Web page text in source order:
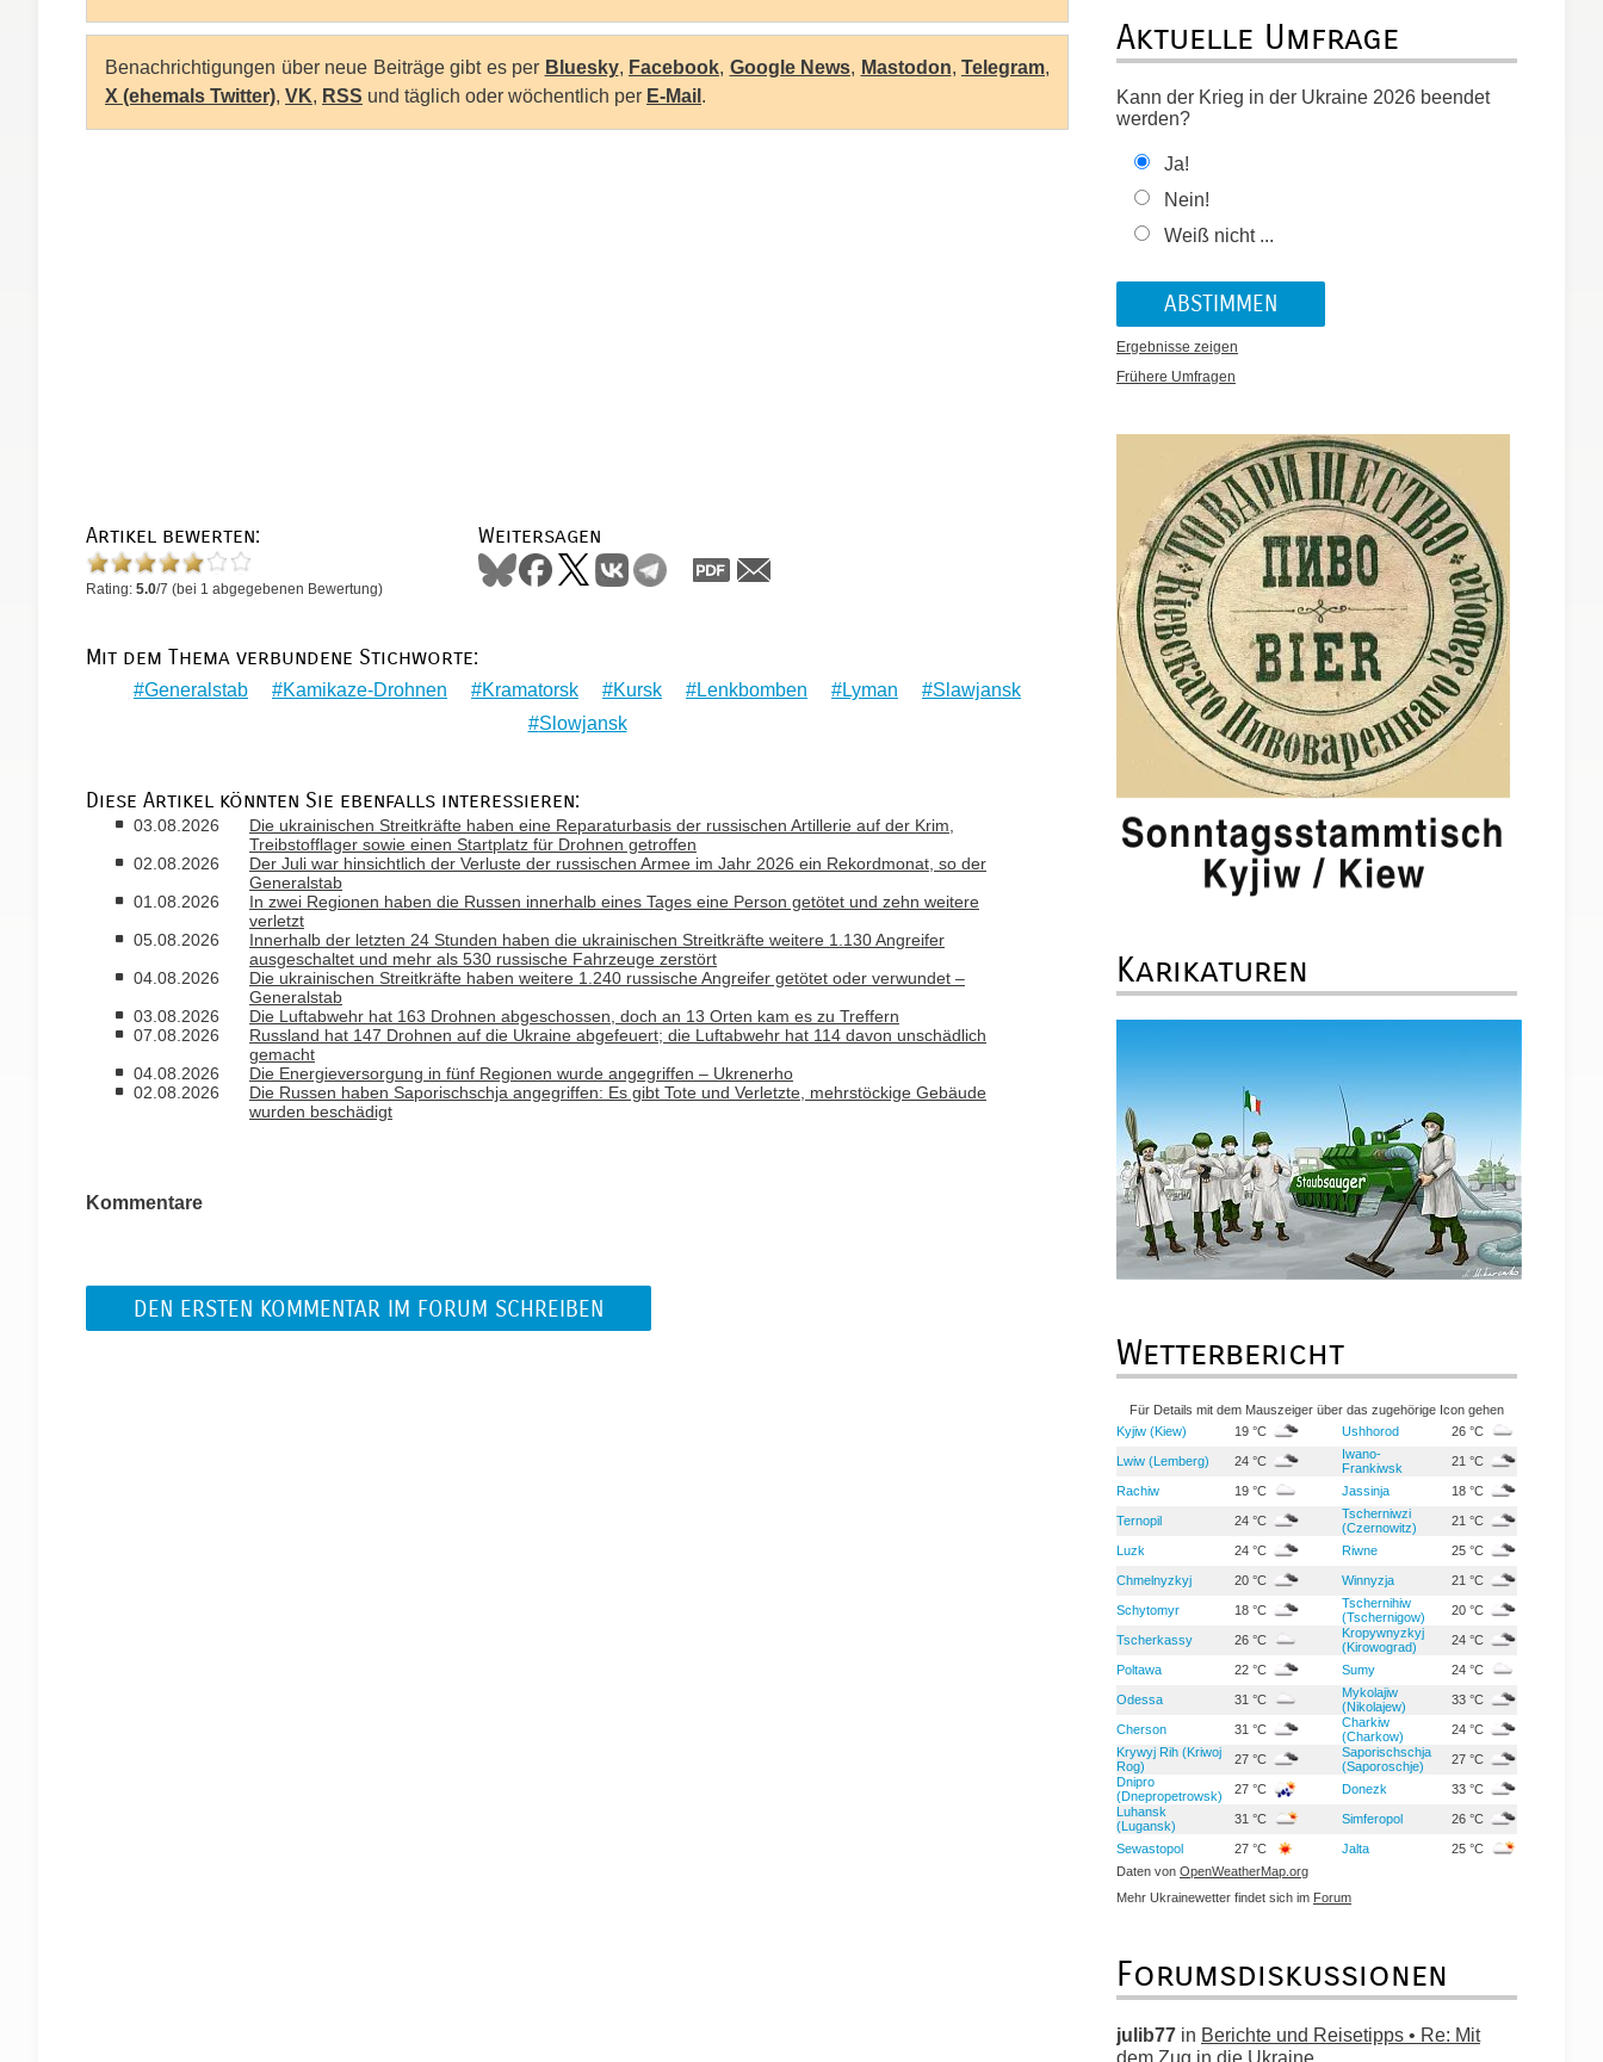
Benachrichtigungen über neue Beiträge gibt es per Bluesky, Facebook, Google News, Mastodon, Telegram,
X (ehemals Twitter), VK, RSS und täglich oder wöchentlich per E-Mail .
Artikel bewerten:
Rating: 5.0/7 (bei 1 abgegebenen Bewertung)
Weitersagen
Mit dem Thema verbundene Stichworte:
Generalstab Kamikaze-Drohnen Kramatorsk Kursk Lenkbomben Lyman
Slawjansk
Slowjansk
Diese Artikel könnten Sie ebenfalls interessieren:
03.08.2026
Die ukrainischen Streitkräfte haben eine Reparaturbasis der russischen Artillerie auf der Krim,
Treibstofflager sowie einen Startplatz für Drohnen getroffen
02.08.2026
Der Juli war hinsichtlich der Verluste der russischen Armee im Jahr 2026 ein Rekordmonat, so der
Generalstab
01.08.2026
In zwei Regionen haben die Russen innerhalb eines Tages eine Person getötet und zehn weitere
verletzt
05.08.2026
Innerhalb der letzten 24 Stunden haben die ukrainischen Streitkräfte weitere 1.130 Angreifer
ausgeschaltet und mehr als 530 russische Fahrzeuge zerstört
04.08.2026
Die ukrainischen Streitkräfte haben weitere 1.240 russische Angreifer getötet oder verwundet –
Generalstab
03.08.2026
Die Luftabwehr hat 163 Drohnen abgeschossen, doch an 13 Orten kam es zu Treffern
07.08.2026
Russland hat 147 Drohnen auf die Ukraine abgefeuert; die Luftabwehr hat 114 davon unschädlich
gemacht
04.08.2026
Die Energieversorgung in fünf Regionen wurde angegriffen – Ukrenerho
02.08.2026
Die Russen haben Saporischschja angegriffen: Es gibt Tote und Verletzte, mehrstöckige Gebäude
wurden beschädigt
Kommentare
DEN ERSTEN KOMMENTAR IM FORUM SCHREIBEN
Aktuelle Umfrage
Kann der Krieg in der Ukraine 2026 beendet
werden?
Ja!
Nein!
Weiß nicht ...
Ergebnisse zeigen
Frühere Umfragen
Karikaturen
Wetterbericht
Für Details mit dem Mauszeiger über das zugehörige Icon gehen
Kyjiw (Kiew)
19 °C Ushhorod 26 °C
Lwiw (Lemberg) 24 °C
Iwano-
Frankiwsk
21 °C
Rachiw 19 °C Jassinja 18 °C
Ternopil 24 °C
Tscherniwzi
(Czernowitz)
21 °C
Luzk 24 °C Riwne 25 °C
Chmelnyzkyj 20 °C Winnyzja 21 °C
Schytomyr 18 °C
Tschernihiw
(Tschernigow)
20 °C
Tscherkassy 26 °C
Kropywnyzkyj
(Kirowograd)
24 °C
Poltawa 22 °C Sumy 24 °C
Odessa 31 °C
Mykolajiw
(Nikolajew)
33 °C
Cherson 31 °C
Charkiw
(Charkow)
24 °C
Krywyj Rih (Kriwoj
Rog)
27 °C
Saporischschja
(Saporoschje)
27 °C
Dnipro
(Dnepropetrowsk)
27 °C Donezk
33 °C
Luhansk
(Lugansk)
31 °C Simferopol 26 °C
Sewastopol 27 °C Jalta
25 °C
Daten von OpenWeatherMap.org
Mehr Ukrainewetter findet sich im Forum
Forumsdiskussionen
julib77 in Berichte und Reisetipps • Re: Mit
dem Zug in die Ukraine